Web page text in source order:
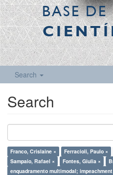
BASE
Search
Search
Franco, Crislaine × Ferracioli, Paulo ×
Sampaio, Rafael ×
Fontes, Giulia ×
enquadramento multimodal; impeachment